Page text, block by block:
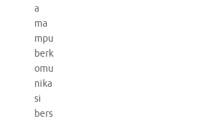
a
ma
mpu
berk
omu
nika
si
bers